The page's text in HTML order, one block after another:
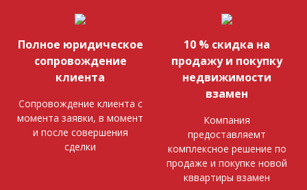
Полное юридическое
сопровождение
клиента
Сопровождение клиента с
момента заявки, в момент
и после совершения
сделки
10 % скидка на
продажу и покупку
недвижимости
взамен
Компания
предоставляемт
комплексное решение по
продаже и покупке новой
кввартиры взамен